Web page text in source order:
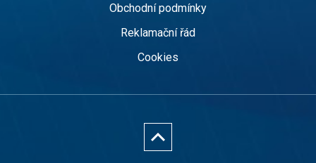
Obchodní podmínky
Reklamační řád
Cookies